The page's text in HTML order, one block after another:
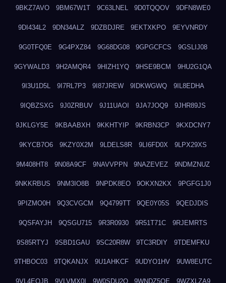
9BKZ7AVO 9BM67W1T 9C63LNEL 9D0TQQOV 9DFN8WE0
9DI434L2 9DN34ALZ 9DZBDJRE 9EKTXKPO 9EYVNRDY
9G0TFQ0E 9G4PXZ84 9G68DG08 9GPGCFCS 9GSLIJ08
9GYWALD3 9H2AMQR4 9HIZH1YQ 9HSE9BCM 9HU2G1QA
9I3U1D5L 9I7RL7P3 9I87JREW 9IDKWGWQ 9IL8EDHA
9IQBZSXG 9J0ZRBUV 9J11UAOI 9JA7JOQ9 9JHR89JS
9JKLGY5E 9KBAABXH 9KKHTYIP 9KRBN3CP 9KXDCNY7
9KYCB7O6 9KZY0X2M 9LDELS8R 9LI6FD0X 9LPX29XS
9M408HT8 9N08A9CF 9NAVVPPN 9NAZEVEZ 9NDMZNUZ
9NKKRBUS 9NM3IO8B 9NPDK8EO 9OKXN2KX 9PGFG1J0
9PIZMO0H 9Q3CVGCM 9Q4799TT 9QE0Y05S 9QEDJDIS
9QSFAYJH 9QSGU715 9R3R0930 9R51T71C 9RJEMRTS
9S85RTYJ 9SBD1GAU 9SC20R8W 9TC3RDIY 9TDEMFKU
9THBOC03 9TQKANJX 9U1AHKCF 9UDYO1HV 9UW8EUTC
9VL4EOJB 9VLVMX0I 9W0SDU2O 9WNDZ5OE 9WZXLZA9